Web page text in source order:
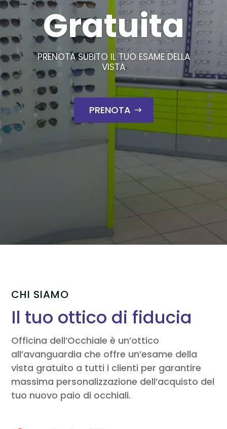
Gratuita
PRENOTA SUBITO IL TUO ESAME DELLA
VISTA
PRENOTA
CHI SIAMO
Il tuo ottico di fiducia
Officina dell’Occhiale è un’ottico
all’avanguardia che offre un’esame della
vista gratuito a tutti i clienti per garantire
massima personalizzazione dell’acquisto del
tuo nuovo paio di occhiali.